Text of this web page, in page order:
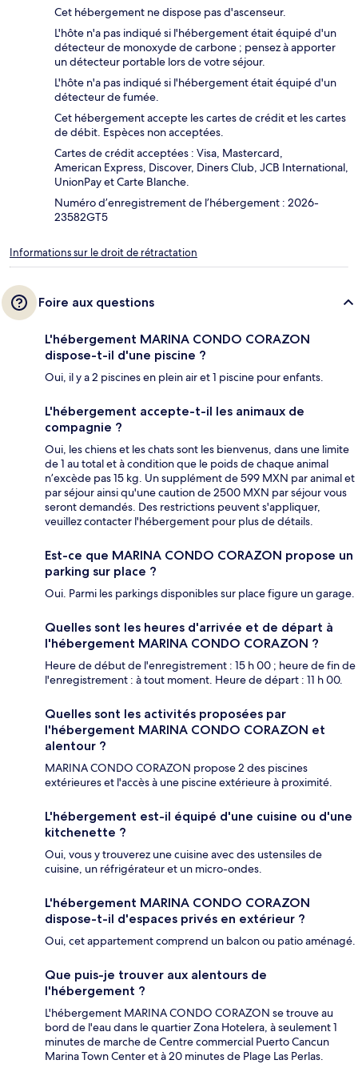
Cet hébergement ne dispose pas d'ascenseur.
L'hôte n'a pas indiqué si l'hébergement était équipé d'un
détecteur de monoxyde de carbone ; pensez à apporter
un détecteur portable lors de votre séjour.
L'hôte n'a pas indiqué si l'hébergement était équipé d'un
détecteur de fumée.
Cet hébergement accepte les cartes de crédit et les cartes
de débit. Espèces non acceptées.
Cartes de crédit acceptées : Visa, Mastercard,
American Express, Discover, Diners Club, JCB International,
UnionPay et Carte Blanche.
Numéro d’enregistrement de l’hébergement : 2026-
23582GT5
Informations sur le droit de rétractation
Foire aux questions
L'hébergement MARINA CONDO CORAZON
dispose-t-il d'une piscine ?
Oui, il y a 2 piscines en plein air et 1 piscine pour enfants.
L'hébergement accepte-t-il les animaux de
compagnie ?
Oui, les chiens et les chats sont les bienvenus, dans une limite
de 1 au total et à condition que le poids de chaque animal
n’excède pas 15 kg. Un supplément de 599 MXN par animal et
par séjour ainsi qu'une caution de 2500 MXN par séjour vous
seront demandés. Des restrictions peuvent s'appliquer,
veuillez contacter l'hébergement pour plus de détails.
Est-ce que MARINA CONDO CORAZON propose un
parking sur place ?
Oui. Parmi les parkings disponibles sur place figure un garage.
Quelles sont les heures d'arrivée et de départ à
l'hébergement MARINA CONDO CORAZON ?
Heure de début de l'enregistrement : 15 h 00 ; heure de fin de
l'enregistrement : à tout moment. Heure de départ : 11 h 00.
Quelles sont les activités proposées par
l'hébergement MARINA CONDO CORAZON et
alentour ?
MARINA CONDO CORAZON propose 2 des piscines
extérieures et l'accès à une piscine extérieure à proximité.
L'hébergement est-il équipé d'une cuisine ou d'une
kitchenette ?
Oui, vous y trouverez une cuisine avec des ustensiles de
cuisine, un réfrigérateur et un micro-ondes.
L'hébergement MARINA CONDO CORAZON
dispose-t-il d'espaces privés en extérieur ?
Oui, cet appartement comprend un balcon ou patio aménagé.
Que puis-je trouver aux alentours de
l'hébergement ?
L'hébergement MARINA CONDO CORAZON se trouve au
bord de l'eau dans le quartier Zona Hotelera, à seulement 1
minutes de marche de Centre commercial Puerto Cancun
Marina Town Center et à 20 minutes de Plage Las Perlas.